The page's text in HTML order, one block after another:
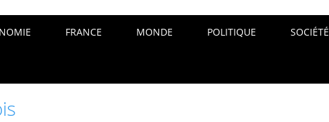
FRANCE MONDE POLITIQUE SOCIÉTÉ